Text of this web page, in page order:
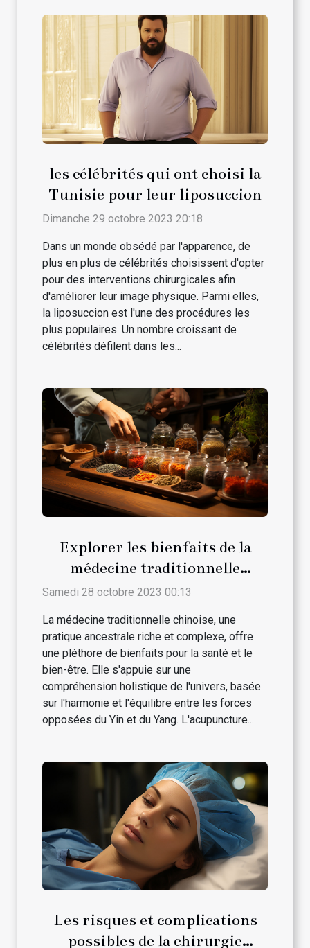
les célébrités qui ont choisi la
Tunisie pour leur liposuccion
Dimanche 29 octobre 2023 20:18
Dans un monde obsédé par l'apparence, de
plus en plus de célébrités choisissent d'opter
pour des interventions chirurgicales afin
d'améliorer leur image physique. Parmi elles,
la liposuccion est l'une des procédures les
plus populaires. Un nombre croissant de
célébrités défilent dans les...
Explorer les bienfaits de la
médecine traditionnelle
chinoise
Samedi 28 octobre 2023 00:13
La médecine traditionnelle chinoise, une
pratique ancestrale riche et complexe, offre
une pléthore de bienfaits pour la santé et le
bien-être. Elle s'appuie sur une
compréhension holistique de l'univers, basée
sur l'harmonie et l'équilibre entre les forces
opposées du Yin et du Yang. L'acupuncture...
Les risques et complications
possibles de la chirurgie